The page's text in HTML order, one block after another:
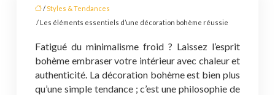
/Styles & Tendances
/ Les éléments essentiels d’une décoration bohème réussie
Fatigué du minimalisme froid ? Laissez l’esprit
bohème embraser votre intérieur avec chaleur et
authenticité. La décoration bohème est bien plus
qu’une simple tendance ; c’est une philosophie de